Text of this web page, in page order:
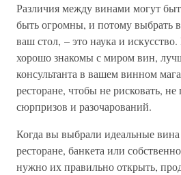
Различия между винами могут
быть огромны, и потому выбрать
ваш стол, – это наука и
хорошо знакомы с миром вин,
консультанта в вашем винном
ресторане, чтобы не рисковать, не
сюрпризов и разочарований.
Когда вы выбрали идеальные
ресторане, банкета или
нужно их правильно открыть,